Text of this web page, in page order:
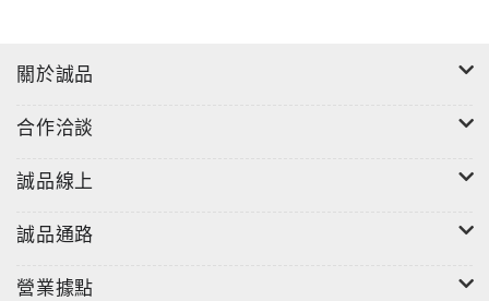
關於誠品
合作洽談
誠品線上
誠品通路
營業據點